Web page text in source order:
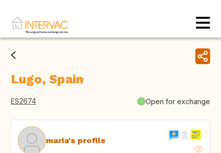
Lugo, Spain
ES2674 Open for exchange
maria's profile